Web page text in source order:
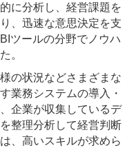
に分析し、経営課題を
、迅速な意思決定を支
ツールの分野でノウハ
。
の状況などさまざまな
業務システムの導入・
企業が収集しているデ
整理分析して経営判断
、高いスキルが求めら